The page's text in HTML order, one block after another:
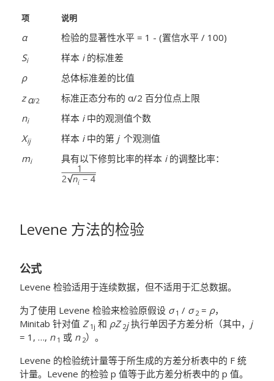
项 说明
α
检验的显著性水平 = 1 - (置信水平 / 100)
Si 样本 i的标准差
ρ
总体标准差的比值
z α/2
标准正态分布的 α/2 百分位点上限
ni 样本 i中的观测值个数
Xij 样本 i中的第 j 个观测值
mi 具有以下修剪比率的样本 i的调整比率：
Levene 方法的检验
公式
Levene 检验适用于连续数据，但不适用于汇总数据。
为了使用 Levene 检验来检验原假设 σ 1 / σ 2 = ρ，
Minitab 针对值 Z 1j 和 ρZ 2j执行单因子方差分析（其中， j
= 1, …, n 1 或 n 2）。
Levene 的检验统计量等于所生成的方差分析表中的 F 统
计量。Levene 的检验 p 值等于此方差分析表中的 p 值。